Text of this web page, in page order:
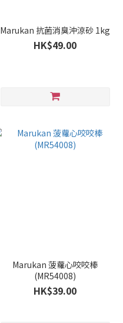
Marukan 抗菌消臭沖涼砂 1kg
HK$49.00
Marukan 菠蘿心咬咬棒
(MR54008)
HK$39.00